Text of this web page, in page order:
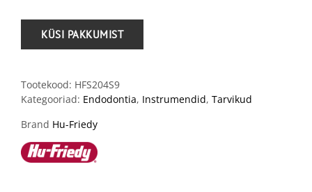
Tootekood: HFS204S9
Kategooriad: Endodontia, Instrumendid, Tarvikud
Brand Hu-Friedy